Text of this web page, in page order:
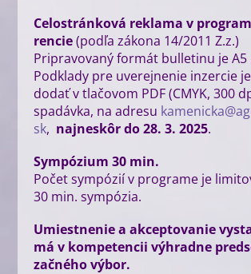
Celo­strán­ko­vá rekla­ma v
ren­cie(pod­ľa záko­na 14/​2011 Z.z.)
Pri­pra­vo­va­ný for­mát bul­le­ti­nu je A5
Pod­kla­dy pre uve­rej­ne­nie inzer­cie
dodať v tla­čo­vom PDF (CMYK, 300
spa­dáv­ka, na adre­su
sk, naj­ne­skôr do 28. 3. 2025.
Sym­pó­zium 30 min.
Počet sym­pó­zií v prog­ra­me je
30 min. sympózia.
Umiest­ne­nie a akcep­to­va­nie
má v kom­pe­ten­cii výhrad­ne
zač­né­ho výbor.